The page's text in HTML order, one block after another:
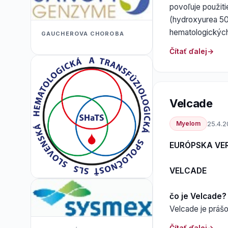
povoľuje
(hydroxyurea
Čítať ďalej
Velcade
Myelom
EURÓPSKA
VELCADE
čo je Velcade?
Velcade je
GAUCHEROVA CHOROBA